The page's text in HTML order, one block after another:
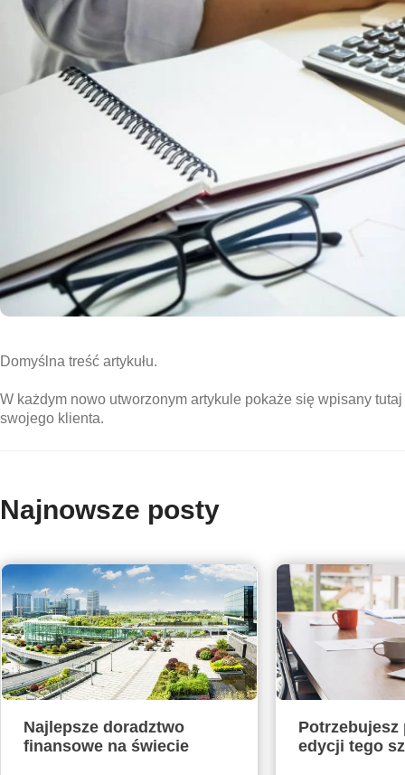
Domyślna treść artykułu.
W każdym nowo utworzonym artykule pokaże się wpisany
swojego klienta.
Najnowsze posty
Najlepsze doradztwo
finansowe na świecie
Potrzebujesz
edycji tego